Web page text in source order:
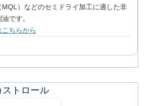
MQL）などのセミドライ加工に適した非
です。
ちらから
ストロール